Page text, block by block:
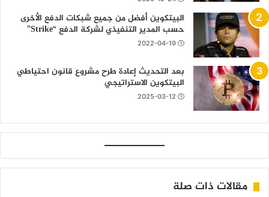
البيتكوين أفضل من جميع شبكات الدفع الأخرى
حسب المدير التنفيذي لشركة الدفع “Strike”
2022-04-19
بعد التحديث إعادة طرح مشروع قانون احتياطي
البيتكوين الاستراتيجي
2025-03-12
مقالات ذات صلة